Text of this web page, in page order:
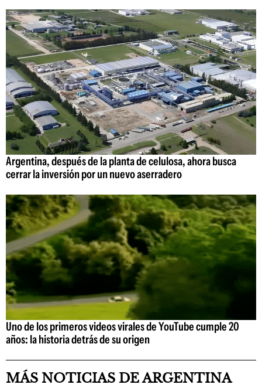
Argentina, después de la planta de celulosa, ahora busca
cerrar la inversión por un nuevo aserradero
Uno de los primeros videos virales de YouTube cumple 20
años: la historia detrás de su origen
MÁS NOTICIAS DE ARGENTINA